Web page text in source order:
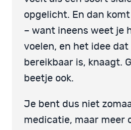
opgelicht. En dan
– want ineens weet je
voelen, en het idee
bereikbaar is, knaagt.
beetje ook.
Je bent dus niet
medicatie, maar meer